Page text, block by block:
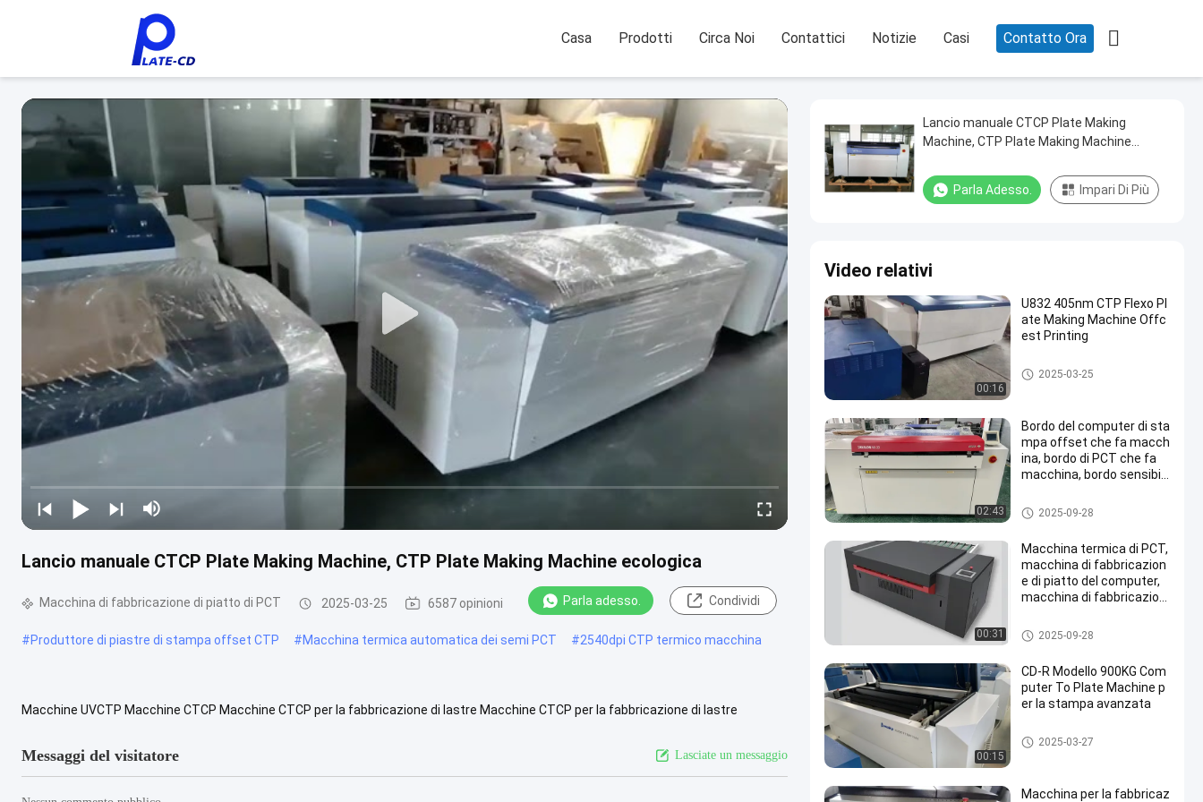
Casa Prodotti Circa Noi Contattici Notizie Casi Contatto Ora 
Lancio manuale CTCP Plate Making Machine, CTP Plate Making Machine ecologica
Macchina di fabbricazione di piatto di PCT 2025-03-25 6587 opinioni Parla adesso. Condividi
#Produttore di piastre di stampa offset CTP #Macchina termica automatica dei semi PCT #2540dpi CTP termico macchina
Macchine UVCTP Macchine CTCP Macchine CTCP per la fabbricazione di lastre Macchine CTCP per la fabbricazione di lastre
Messaggi del visitatore Lasciate un messaggio
Lancio manuale CTCP Plate Making
Machine, CTP Plate Making Machine
Parla Adesso. Impari Di Più
Video relativi
00:16
U832 405nm CTP Flexo Pl
ate Making Machine Offc
est Printing
Macchina da stampa per lastr
e CTCP
2025-03-25
02:43
Bordo del computer di sta
mpa offset che fa macch
ina, bordo di PCT che fa
macchina, bordo sensibil
macchina,
Macchina di fabbricazione di p
iatto di PCT
2025-09-28
00:31
Macchina termica di PCT,
macchina di fabbricazion
e di piatto del computer,
macchina di fabbricazion
nte la macchina di fabbric
azione di piatto di PCT
Macchina di fabbricazione di p
iatto di PCT
2025-09-28
00:15
CD-R Modello 900KG Com
puter To Plate Machine p
er la stampa avanzata
Macchina di fabbricazione di p
iatto di PCT
2025-03-27
Macchina per la fabbricaz